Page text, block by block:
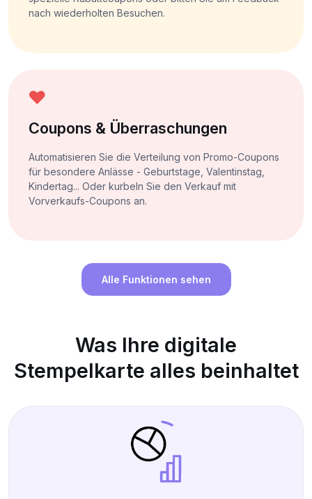
nach wiederholten Besuchen.
Coupons & Überraschungen
Automatisieren Sie die Verteilung von Promo-Coupons
für besondere Anlässe - Geburtstage, Valentinstag,
Kindertag... Oder kurbeln Sie den Verkauf mit
Vorverkaufs-Coupons an.
Alle Funktionen sehen
Was Ihre digitale
Stempelkarte alles beinhaltet